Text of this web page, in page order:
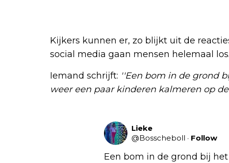
Kijkers kunnen er, zo blijkt uit de
social media gaan mensen helemaal los.
Iemand schrijft: ''Een bom in de grond
weer een paar kinderen kalmeren op de
Lieke
@Bosscheboll · Follow
Een bom in de grond bij